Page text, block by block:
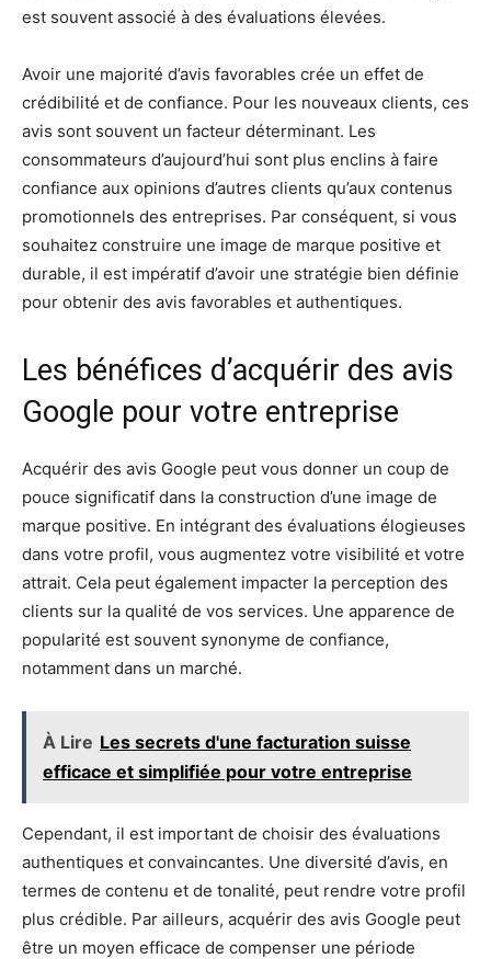
est souvent associé à des évaluations élevées.
Avoir une majorité d’avis favorables crée un effet de
crédibilité et de confiance. Pour les nouveaux clients, ces
avis sont souvent un facteur déterminant. Les
consommateurs d’aujourd’hui sont plus enclins à faire
confiance aux opinions d’autres clients qu’aux contenus
promotionnels des entreprises. Par conséquent, si vous
souhaitez construire une image de marque positive et
durable, il est impératif d’avoir une stratégie bien définie
pour obtenir des avis favorables et authentiques.
Les bénéfices d’acquérir des avis
Google pour votre entreprise
Acquérir des avis Google peut vous donner un coup de
pouce significatif dans la construction d’une image de
marque positive. En intégrant des évaluations élogieuses
dans votre profil, vous augmentez votre visibilité et votre
attrait. Cela peut également impacter la perception des
clients sur la qualité de vos services. Une apparence de
popularité est souvent synonyme de confiance,
notamment dans un marché.
À Lire Les secrets d'une facturation suisse
efficace et simplifiée pour votre entreprise
Cependant, il est important de choisir des évaluations
authentiques et convaincantes. Une diversité d’avis, en
termes de contenu et de tonalité, peut rendre votre profil
plus crédible. Par ailleurs, acquérir des avis Google peut
être un moyen efficace de compenser une période